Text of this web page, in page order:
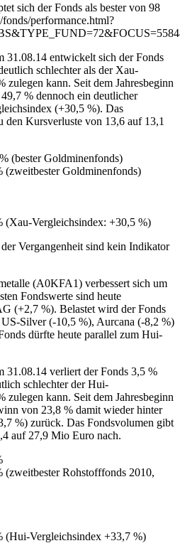
sich der Fonds als bester von 98
performance.html?
31.08.14 entwickelt sich der Fonds
schlechter als der Xau-
zulegen kann. Seit dem Jahresbeginn
% dennoch ein deutlicher
(+30,5 %). Das
Kursverluste von 13,6 auf 13,1
(bester Goldminenfonds)
(zweitbester Goldminenfonds)
(Xau-Vergleichsindex: +30,5 %)
Vergangenheit sind kein Indikator
(A0KFA1) verbessert sich um
Fondswerte sind heute
(+2,7 %). Belastet wird der Fonds
Silver (-10,5 %), Aurcana (-8,2 %)
dürfte heute parallel zum Hui-
31.08.14 verliert der Fonds 3,5 %
schlechter der Hui-
zulegen kann. Seit dem Jahresbeginn
von 23,8 % damit wieder hinter
%) zurück. Das Fondsvolumen gibt
auf 27,9 Mio Euro nach.
Rohstofffonds 2010,
(Hui-Vergleichsindex +33,7 %)